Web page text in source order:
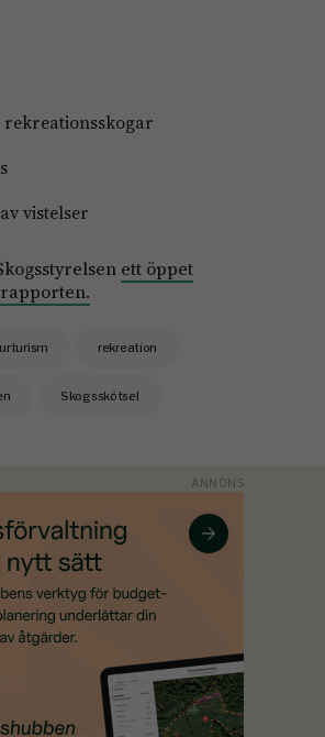
rekreationsskogar
vistelser
ett öppet
rekreation
Skogsskötsel